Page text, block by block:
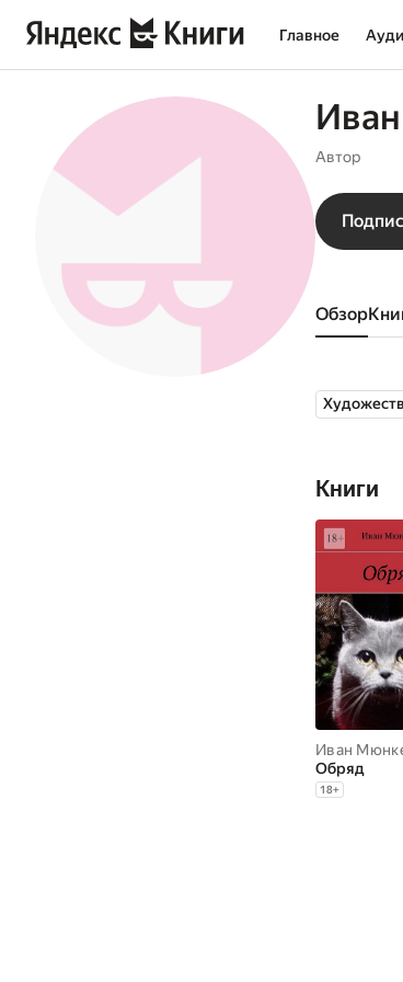
Главное
Автор
Обзор
Книги
Иван
Обряд
18+